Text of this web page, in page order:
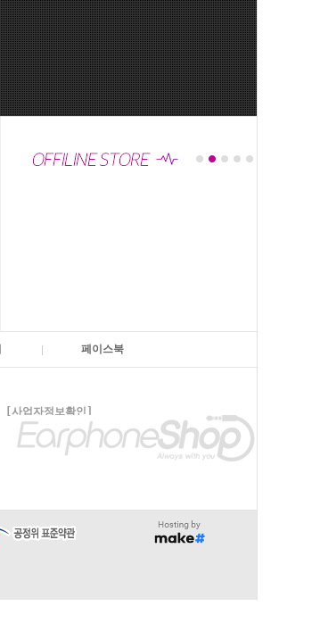
페이스북
[사업자정보확인]